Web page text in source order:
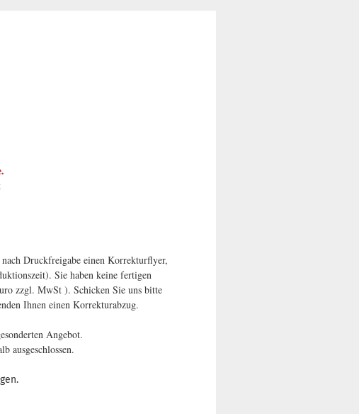
bei abfallendem Druck
eps
physisch
Druckfreigabe einen Korrekturflyer,
Sie haben keine fertigen
zzgl. MwSt ). Schicken Sie uns bitte
Ihnen einen Korrekturabzug.
Angebot.
ausgeschlossen.